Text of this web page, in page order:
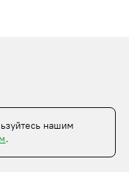
нашим
.